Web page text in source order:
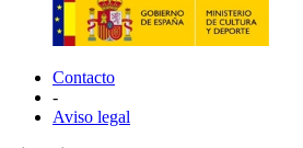
Contacto
-
Aviso legal